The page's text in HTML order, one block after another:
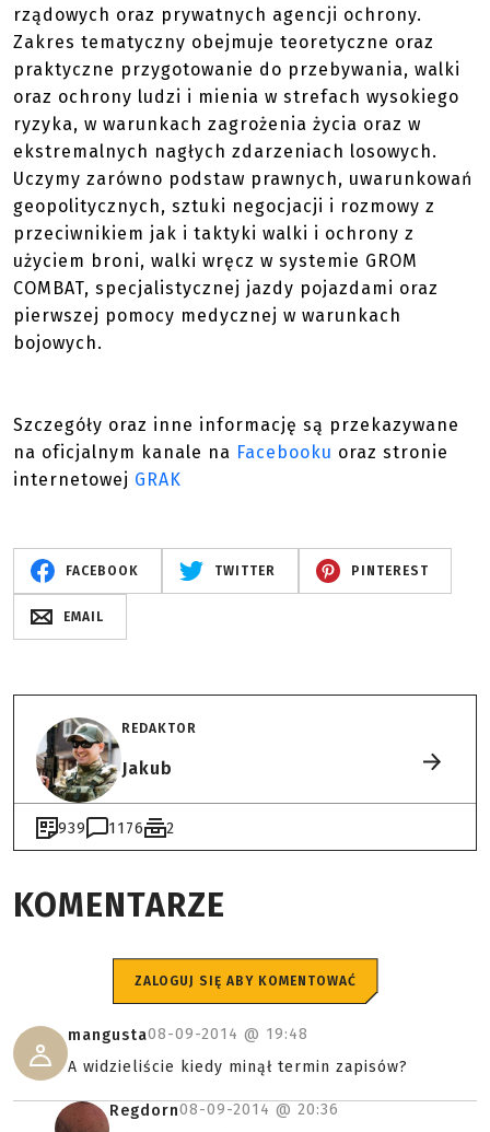
rządowych oraz prywatnych agencji ochrony.
Zakres tematyczny obejmuje teoretyczne oraz
praktyczne przygotowanie do przebywania, walki
oraz ochrony ludzi i mienia w strefach wysokiego
ryzyka, w warunkach zagrożenia życia oraz w
ekstremalnych nagłych zdarzeniach losowych.
Uczymy zarówno podstaw prawnych, uwarunkowań
geopolitycznych, sztuki negocjacji i rozmowy z
przeciwnikiem jak i taktyki walki i ochrony z
użyciem broni, walki wręcz w systemie GROM
COMBAT, specjalistycznej jazdy pojazdami oraz
pierwszej pomocy medycznej w warunkach
bojowych.
Szczegóły oraz inne informację są przekazywane
na oficjalnym kanale na Facebooku oraz stronie
internetowej GRAK
FACEBOOK TWITTER PINTEREST
EMAIL
REDAKTOR
Jakub
939 1176 2
KOMENTARZE
ZALOGUJ SIĘ ABY KOMENTOWAĆ
mangusta08-09-2014 @ 19:48
A widzieliście kiedy minął termin zapisów?
Regdorn08-09-2014 @ 20:36